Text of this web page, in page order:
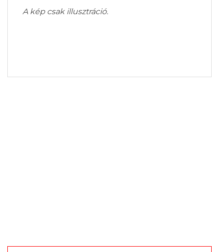
A kép csak illusztráció.